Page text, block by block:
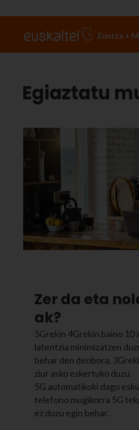
Zuntza +
Egiaztatu
Zer da eta
ak?
5Grekin 4Grekin baino 10
latentzia minimizatzen
behar den denbora,
ziur asko eskertuko duzu.
5G automatikoki dago
telefono mugikorra 5G
ez duzu egin behar.